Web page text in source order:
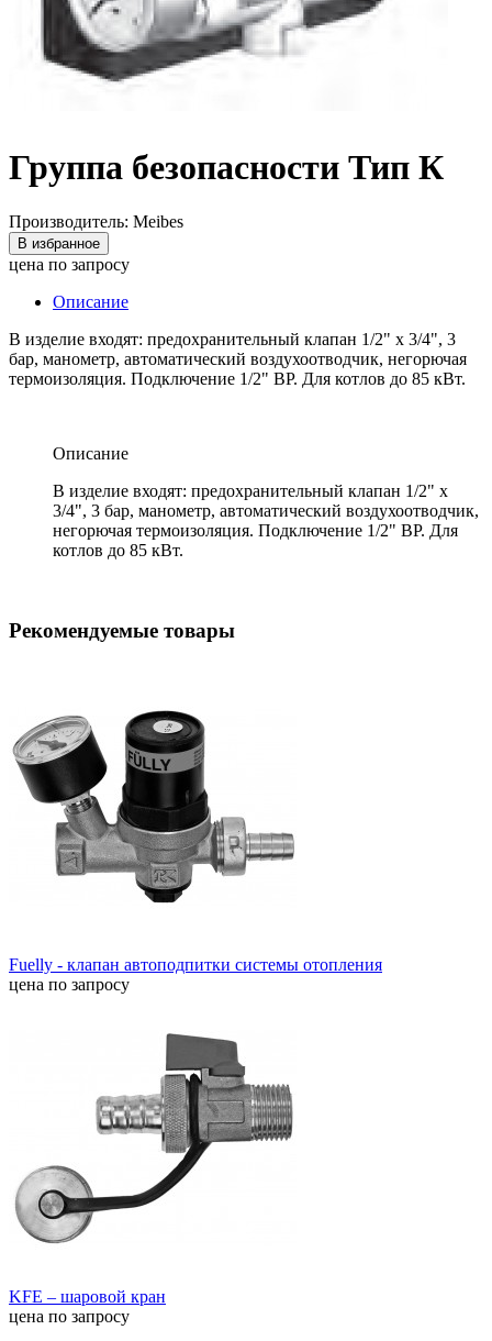
Группа безопасности Тип К
Производитель: Meibes
В избранное
цена по запросу
Описание
В изделие входят: предохранительный клапан 1/2" х 3/4", 3
бар, манометр, автоматический воздухоотводчик, негорючая
термоизоляция. Подключение 1/2" ВР. Для котлов до 85 кВт.
Описание
В изделие входят: предохранительный клапан 1/2" х
3/4", 3 бар, манометр, автоматический воздухоотводчик,
негорючая термоизоляция. Подключение 1/2" ВР. Для
котлов до 85 кВт.
Рекомендуемые товары
Fuelly - клапан автоподпитки системы отопления
цена по запросу
KFE – шаровой кран
цена по запросу